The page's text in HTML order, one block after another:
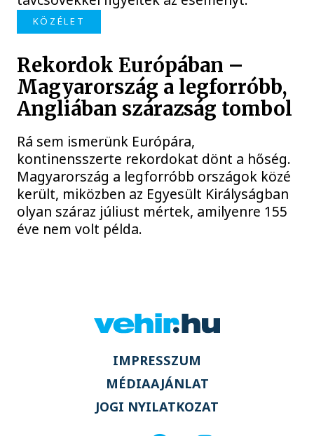
KÖZÉLET
Rekordok Európában –
Magyarország a legforróbb,
Angliában szárazság tombol
Rá sem ismerünk Európára,
kontinensszerte rekordokat dönt a hőség.
Magyarország a legforróbb országok közé
került, miközben az Egyesült Királyságban
olyan száraz júliust mértek, amilyenre 155
éve nem volt példa.
IMPRESSZUM
MÉDIAAJÁNLAT
JOGI NYILATKOZAT